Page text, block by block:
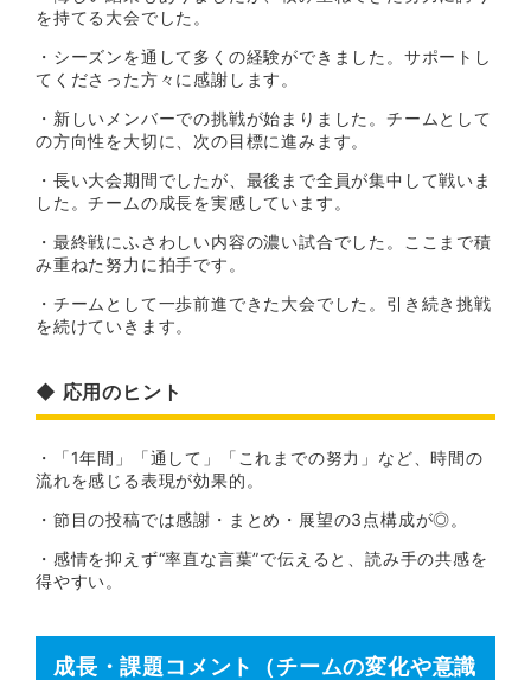
を持てる大会でした。
・シーズンを通して多くの経験ができました。サポートし
てくださった方々に感謝します。
・新しいメンバーでの挑戦が始まりました。チームとして
の方向性を大切に、次の目標に進みます。
・長い大会期間でしたが、最後まで全員が集中して戦いま
した。チームの成長を実感しています。
・最終戦にふさわしい内容の濃い試合でした。ここまで積
み重ねた努力に拍手です。
・チームとして一歩前進できた大会でした。引き続き挑戦
を続けていきます。
◆ 応用のヒント
・「1年間」「通して」「これまでの努力」など、時間の
流れを感じる表現が効果的。
・節目の投稿では感謝・まとめ・展望の3点構成が◎。
・感情を抑えず“率直な言葉”で伝えると、読み手の共感を
得やすい。
成長・課題コメント（チームの変化や意識